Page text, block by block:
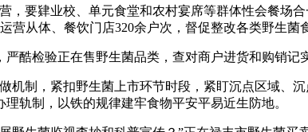
肄业校、单元食堂和农村宴席等群体性会餐场合
从体、餐饮门店320余户次，督促整改各类野生菌
检验正在售野生菌品类，查对商户进货和购销记
，紧扣野生菌上市环节时段，紧盯沉点区域、
轨制，以铁的规律建牢食物平安平易近生防地。